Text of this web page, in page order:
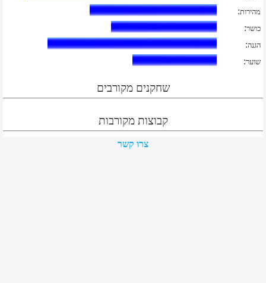
מהירות:
כושר:
הגנה:
שוער:
שחקנים מקורבים
קבוצות מקורבות
צרו קשר